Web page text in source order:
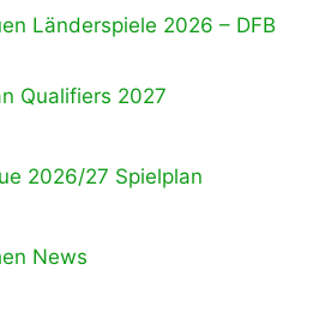
Länderspiele 2026 – DFB
Qualifiers 2027
2026/27 Spielplan
News